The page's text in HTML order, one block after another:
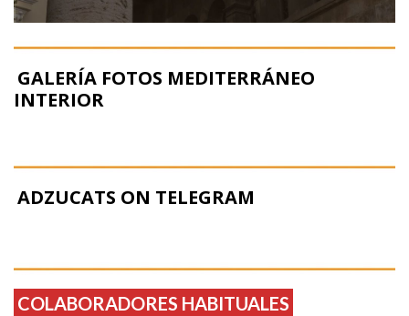
GALERÍA FOTOS MEDITERRÁNEO
INTERIOR
ADZUCATS ON TELEGRAM
COLABORADORES HABITUALES